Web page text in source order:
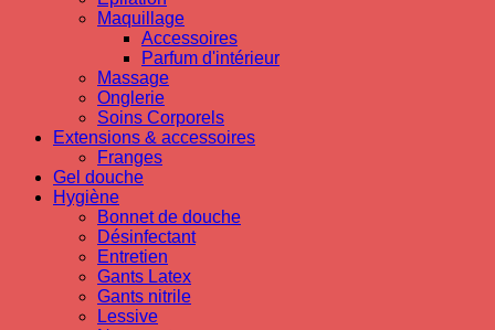
Maquillage
Accessoires
Parfum d'intérieur
Massage
Onglerie
Soins Corporels
Extensions & accessoires
Franges
Gel douche
Hygiène
Bonnet de douche
Désinfectant
Entretien
Gants Latex
Gants nitrile
Lessive